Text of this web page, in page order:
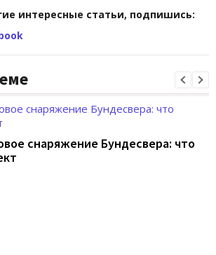
интересные статьи, подпишись:
снаряжение Бундесвера: что